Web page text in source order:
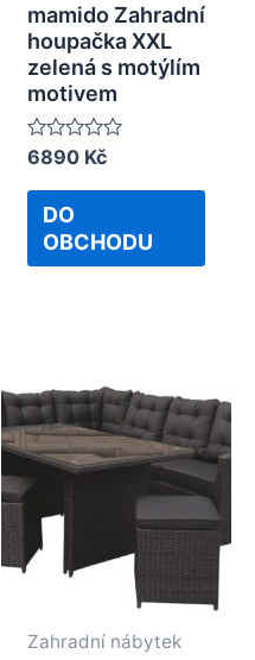
mamido Zahradní
houpačka XXL
zelená s motýlím
motivem
Rated
out
6890 Kč
DO
OBCHODU
Zahradní nábytek